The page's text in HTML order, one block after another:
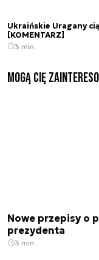
Ukraińskie Uragany
[KOMENTARZ]
3 min.
Mogą Cię
Nowe przepisy o
prezydenta
3 min.